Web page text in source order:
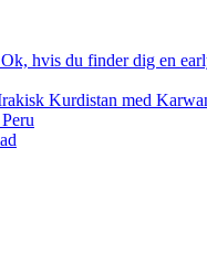
hvis du finder dig en
Kurdistan med